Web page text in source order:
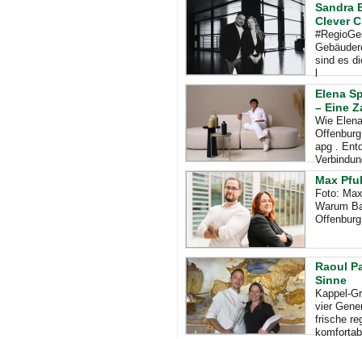
Sandra
Clever
sind es
l
Elena
– Eine
Wie
apg .
Max
Foto:
Warum
Raoul
Sinne
Kappel-
vier
frische